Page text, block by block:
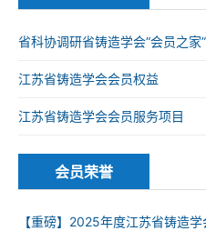
省科协调研省铸造学会“会员之家
江苏省铸造学会会员权益
江苏省铸造学会会员服务项目
会员荣誉
【重磅】2025年度江苏省铸造